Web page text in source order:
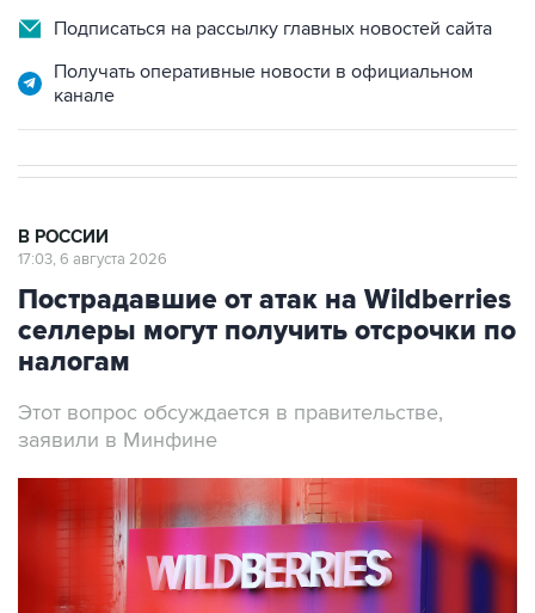
Подписаться на рассылку главных новостей сайта
Получать оперативные новости в официальном
канале
В РОССИИ
17:03, 6 августа 2026
Пострадавшие от атак на Wildberries
селлеры могут получить отсрочки по
налогам
Этот вопрос обсуждается в правительстве,
заявили в Минфине